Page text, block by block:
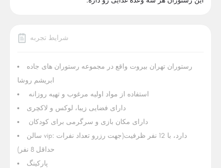
شرایط تجربه
رستوران تهران بیروت واقع در مجموعه رستوران های جاده
ابریشم روشا
استفاده از مواد اولیه مرغوب و تهیه روزانه
دارای فضایی زیبا، لوکس و لاکچری
دارای مکان بازی و سرگرمی برای کودکان
سالن vip: دارد، با 12 نفر ظرفیت(جهت رزرو تعداد نفرات
حداقل 8 نفر)
پارکینگ